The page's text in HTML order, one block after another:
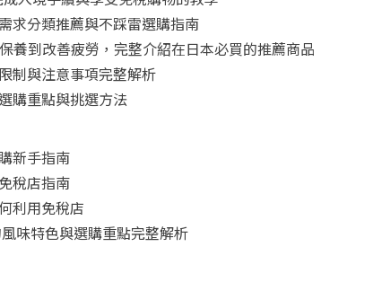
求分類推薦與不踩雷選購指南
養到改善疲勞，完整介紹在日本必買的推薦商品
制與注意事項完整解析
購重點與挑選方法
新手指南
稅店指南
利用免稅店
味特色與選購重點完整解析